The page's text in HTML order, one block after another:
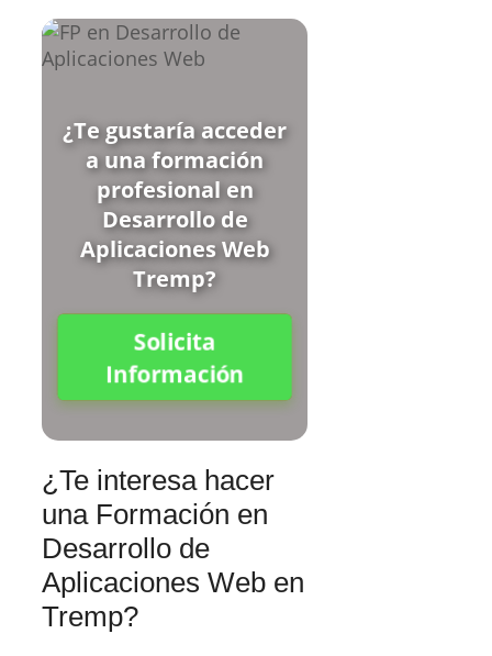
¿Te gustaría acceder
a una formación
profesional en
Desarrollo de
Aplicaciones Web
Tremp?
Solicita
Información
¿Te interesa hacer
una Formación en
Desarrollo de
Aplicaciones Web en
Tremp?